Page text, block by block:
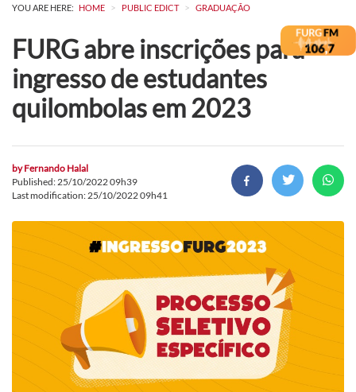
YOU ARE HERE: HOME > PUBLIC EDICT > GRADUAÇÃO
FURG abre inscrições para
ingresso de estudantes
quilombolas em 2023
byFernando Halal
Published: 25/10/2022 09h39
Last modification: 25/10/2022 09h41